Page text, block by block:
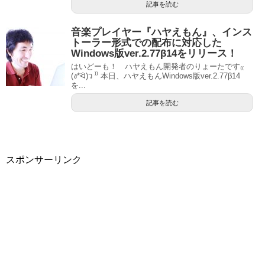
記事を読む
音楽プレイヤー『ハヤえもん』、インス
トーラー形式での配布に対応した
Windows版ver.2.77β14をリリース！
はいどーも！ ハヤえもん開発者のりょーたです₍₍
(ง*ᐛ)ว ⁾⁾ 本日、ハヤえもんWindows版ver.2.77β14
を...
記事を読む
スポンサーリンク